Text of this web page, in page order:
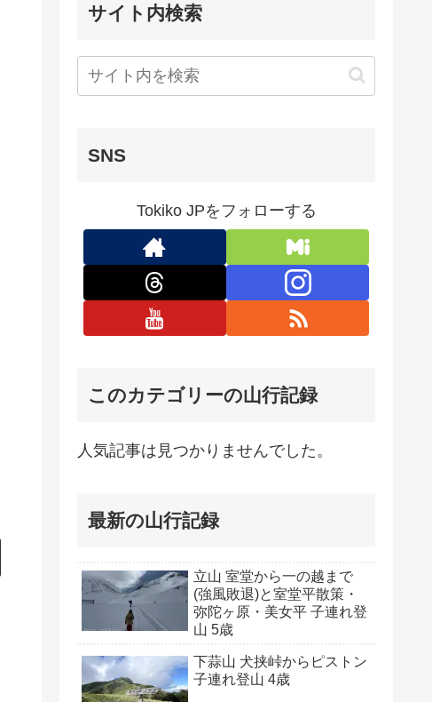
サイト内検索
SNS
Tokiko JPをフォローする
このカテゴリーの山行記録
人気記事は見つかりませんでした。
最新の山行記録
立山 室堂から一の越まで
(強風敗退)と室堂平散策・
弥陀ヶ原・美女平 子連れ登
山 5歳
下蒜山 犬挟峠からピストン
子連れ登山 4歳